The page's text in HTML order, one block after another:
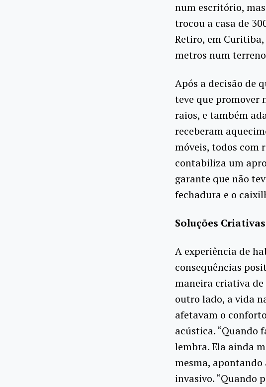
num escritório,
trocou a casa de
Retiro, em Curitiba,
metros num
Após a decisão de
teve que promover
raios, e também
receberam
móveis, todos com
contabiliza um
garante que não
fechadura e o
Soluções Criativas
A experiência de
consequências
maneira criativa de
outro lado, a vida
afetavam o
acústica. “Quando
lembra. Ela ainda
mesma,
invasivo. “Quando